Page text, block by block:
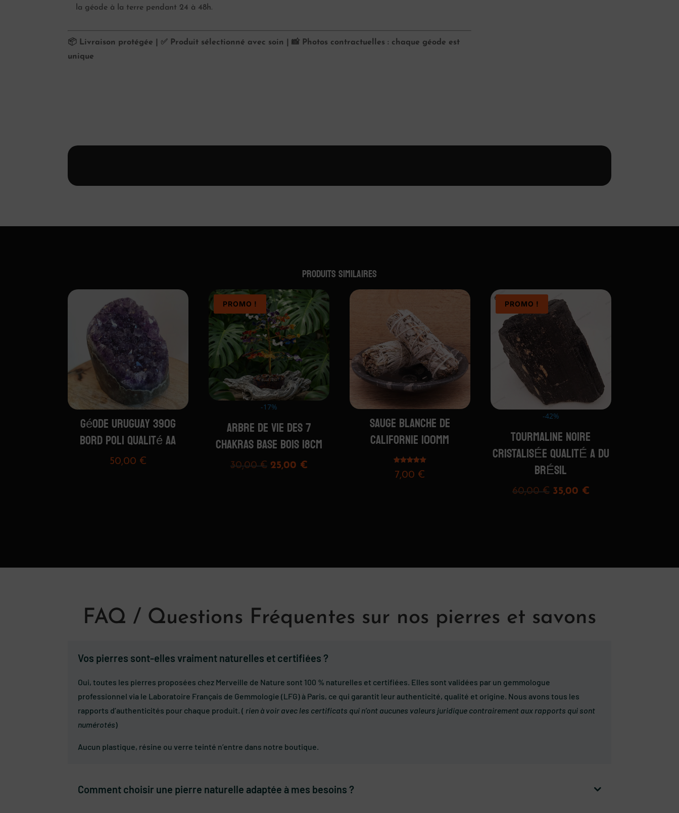
la géode à la terre pendant 24 à 48h.
📦 Livraison protégée | ✅ Produit sélectionné avec soin | 📸 Photos contractuelles : chaque géode est
unique
Produits similaires
Géode Uruguay 390G
bord poli qualité AA
50,00 €
PROMO !
-17%
ARBRE DE VIE DES 7
CHAKRAS BASE BOIS 18CM
30,00 € Le
25,00 €Le
SAUGE BLANCHE DE
CALIFORNIE 100MM
5.00
7,00 €
PROMO !
-42%
TOURMALINE NOIRE
CRISTALISÉE QUALITÉ A DU
BRÉSIL
60,00 € Le
35,00 €Le
FAQ / Questions Fréquentes sur nos pierres et savons
Vos pierres sont-elles vraiment naturelles et certifiées ?
Oui, toutes les pierres proposées chez Merveille de Nature sont 100 % naturelles et certifiées. Elles sont validées par un gemmologue
professionnel via le Laboratoire Français de Gemmologie (LFG) à Paris, ce qui garantit leur authenticité, qualité et origine. Nous avons tous les
rapports d’authenticités pour chaque produit. ( rien à voir avec les certificats qui n’ont aucunes valeurs juridique contrairement aux rapports qui sont
numérotés)
Aucun plastique, résine ou verre teinté n’entre dans notre boutique.
Comment choisir une pierre naturelle adaptée à mes besoins ?